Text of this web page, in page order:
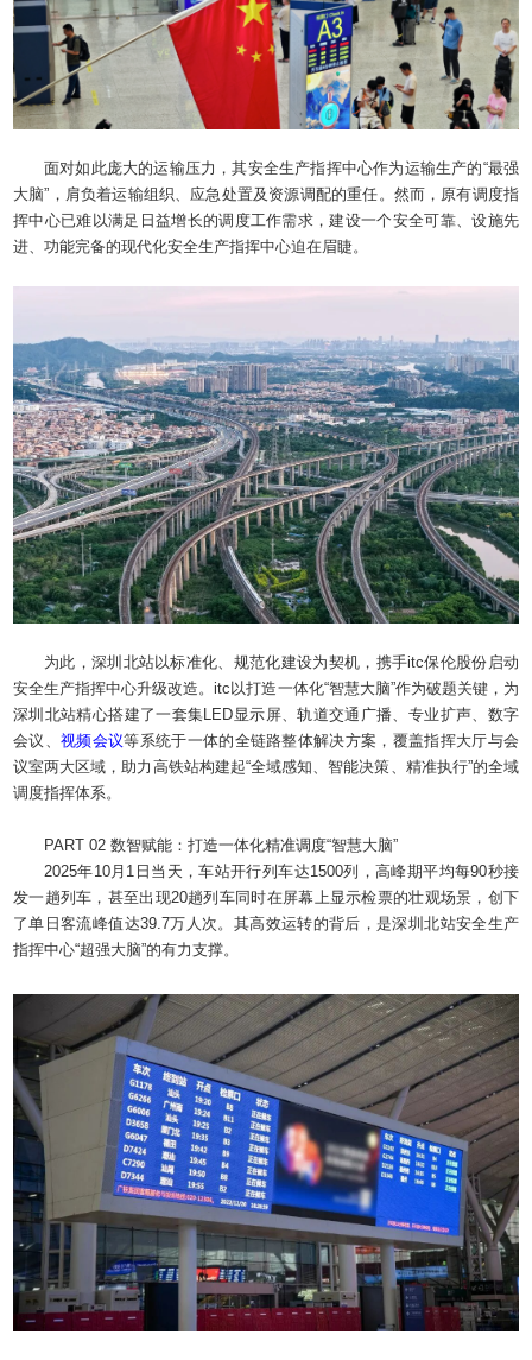
面对如此庞大的运输压力，其安全生产指挥中心作为运输生产的“最强
大脑”，肩负着运输组织、应急处置及资源调配的重任。然而，原有调度指
挥中心已难以满足日益增长的调度工作需求，建设一个安全可靠、设施先
进、功能完备的现代化安全生产指挥中心迫在眉睫。
为此，深圳北站以标准化、规范化建设为契机，携手itc保伦股份启动
安全生产指挥中心升级改造。itc以打造一体化“智慧大脑”作为破题关键，为
深圳北站精心搭建了一套集LED显示屏、轨道交通广播、专业扩声、数字
会议、 视频会议等系统于一体的全链路整体解决方案，覆盖指挥大厅与会
议室两大区域，助力高铁站构建起“全域感知、智能决策、精准执行”的全域
调度指挥体系。
PART 02 数智赋能：打造一体化精准调度“智慧大脑”
2025年10月1日当天，车站开行列车达1500列，高峰期平均每90秒接
发一趟列车，甚至出现20趟列车同时在屏幕上显示检票的壮观场景，创下
了单日客流峰值达39.7万人次。其高效运转的背后，是深圳北站安全生产
指挥中心“超强大脑”的有力支撑。